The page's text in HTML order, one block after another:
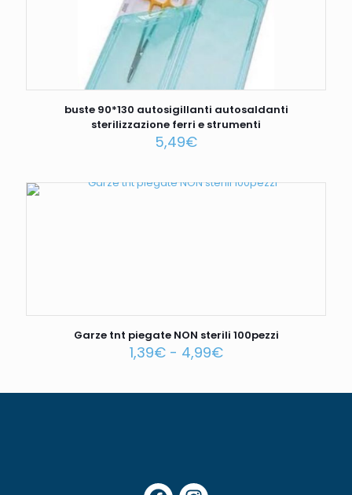
buste 90*130 autosigillanti autosaldanti
sterilizzazione ferri e strumenti
5,49€
Garze tnt piegate NON sterili 100pezzi
1,39€ - 4,99€